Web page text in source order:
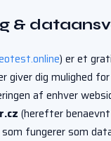
&
) er et
giver dig mulighed
af enhver
(herefter
fungerer som